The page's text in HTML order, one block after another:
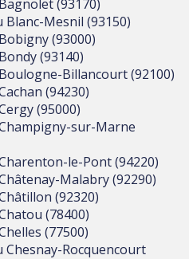
(93170)
Mesnil (93150)
(93000)
(93140)
Billancourt (92100)
(94230)
(95000)
sur-Marne
le-Pont (94220)
Malabry (92290)
(92320)
(78400)
(77500)
Chesnay-Rocquencourt